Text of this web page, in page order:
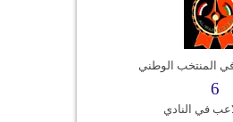
المنتخب الوطني
6
في النادي